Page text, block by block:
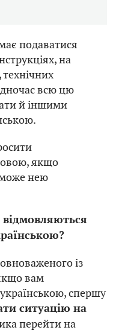
подаватися
на
всю цю
й іншими
якщо
нею
із
вам
спершу
ситуацію на
перейти на